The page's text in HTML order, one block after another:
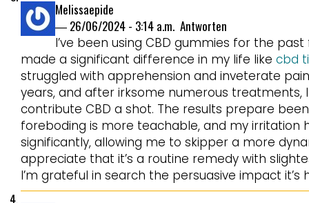
Melissaepide
― 26/06/2024 - 3:14 a.m. Antworten
I’ve been using CBD gummies for the
made a significant difference in my life like cbd
struggled with apprehension and inveterate
years, and after irksome numerous treatments,
contribute CBD a shot. The results prepare
foreboding is more teachable, and my irritation
significantly, allowing me to skipper a more
appreciate that it’s a routine remedy with
I’m grateful in search the persuasive impact